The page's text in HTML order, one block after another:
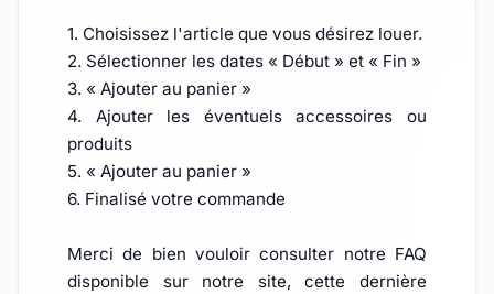
1. Choisissez l'article que vous désirez louer.
2. Sélectionner les dates « Début » et « Fin »
3. « Ajouter au panier »
4. Ajouter les éventuels accessoires ou
produits
5. « Ajouter au panier »
6. Finalisé votre commande
Merci de bien vouloir consulter notre FAQ
disponible sur notre site, cette dernière